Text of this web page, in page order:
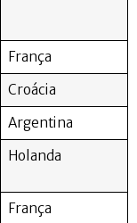
França
Croácia
Argentina
Holanda
França